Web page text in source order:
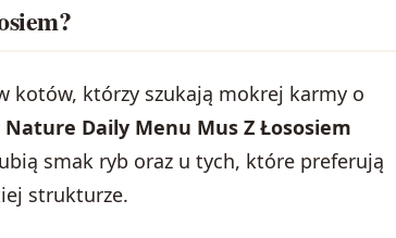
kotów, którzy szukają mokrej karmy o
Daily Menu Mus Z Łososiem
smak ryb oraz u tych, które preferują
strukturze.